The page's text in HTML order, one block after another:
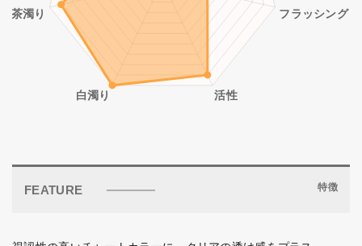
FEATURE 特徴